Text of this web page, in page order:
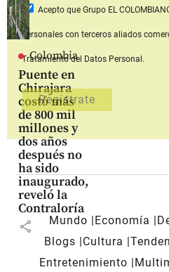
Colombia
Puente en
Chirajara
costó más
de 800 mil
millones y
dos años
después no
ha sido
inaugurado,
reveló la
Contraloría
share
Acepto que Grupo EL
personales con terceros aliados
Tratamiento del Datos Personal.
Mundo Economía
Blogs
Cultura
Entretenimiento